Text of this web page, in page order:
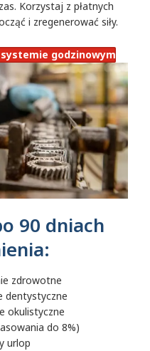
Korzystaj z płatnych
i zregenerować siły.
godzinowym
90 dniach
zdrowotne
dentystyczne
okulistyczne
do 8%)
urlop